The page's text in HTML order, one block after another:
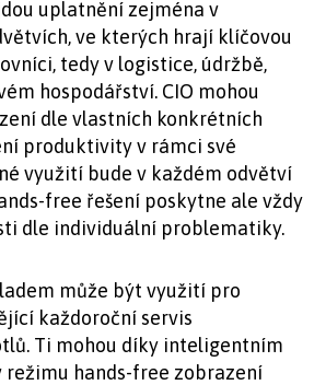
uplatnění zejména v
ve kterých hrají klíčovou
tedy v logistice, údržbě,
hospodářství. CIO mohou
dle vlastních konkrétních
produktivity v rámci své
využití bude v každém odvětví
free řešení poskytne ale vždy
dle individuální problematiky.
může být využití pro
každoroční servis
Ti mohou díky inteligentním
režimu hands-free zobrazení